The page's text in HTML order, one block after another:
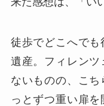
徒歩でどこへで
遺産。フィレン
ないものの、こち
っとずつ重い扉